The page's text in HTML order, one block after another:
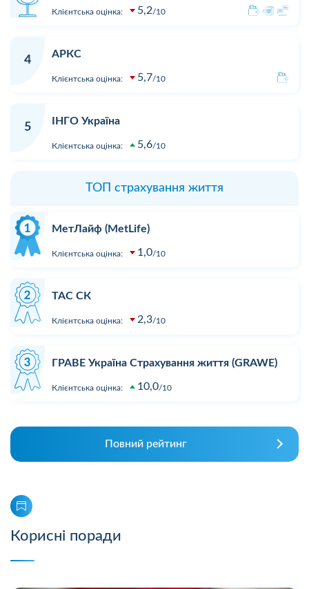
Клієнтська оцінка: 5,2 10
4
АРКС
Клієнтська оцінка: 5,7 10
5
ІНГО Україна
Клієнтська оцінка: 5,6 10
ТОП страхування життя
МетЛайф (MetLife)
Клієнтська оцінка: 1,0 10
ТАС СК
Клієнтська оцінка: 2,3 10
ГРАВЕ Україна Страхування життя (GRAWE)
Клієнтська оцінка: 10,0 10
Повний рейтинг
Корисні поради